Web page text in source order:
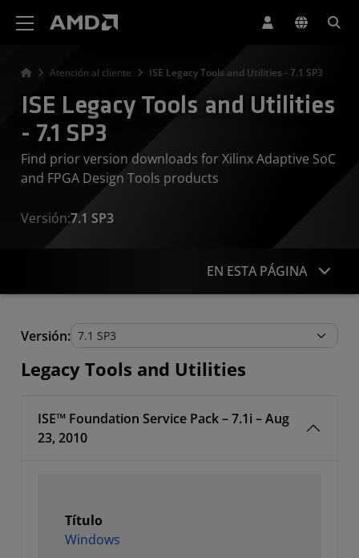
Atención al cliente ISE Legacy Tools and Utilities - 7.1 SP3
ISE Legacy Tools and Utilities
- 7.1 SP3
Find prior version downloads for Xilinx Adaptive SoC
and FPGA Design Tools products
Versión:7.1 SP3
EN ESTA PÁGINA
Legacy Tools and Utilities
Versión:
Legacy Tools and Utilities
ISE™ Foundation Service Pack – 7.1i – Aug
23, 2010
Título
Windows